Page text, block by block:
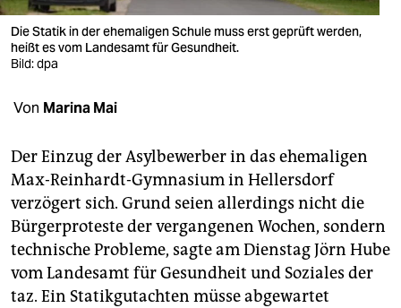
verlag
verlag
shop
fragen & hilfe
unterstützen
abo
genossenschaft
epaper login
Die Statik in der ehemaligen Schule muss erst geprüft werden,
heißt es vom Landesamt für Gesundheit.
Bild: dpa
Von Marina Mai
Der Einzug der Asylbewerber in das ehemaligen
Max-Reinhardt-Gymnasium in Hellersdorf
verzögert sich. Grund seien allerdings nicht die
Bürgerproteste der vergangenen Wochen, sondern
technische Probleme, sagte am Dienstag Jörn Hube
vom Landesamt für Gesundheit und Soziales der
taz. Ein Statikgutachten müsse abgewartet